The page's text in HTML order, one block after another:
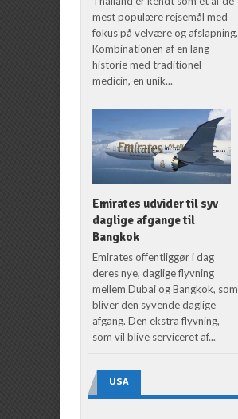
mest populære rejsemål med
fokus på velvære og afslapning.
Kombinationen af en lang
historie med traditionel
medicin, en unik...
Emirates udvider til syv
daglige afgange til
Bangkok
Emirates offentliggør i dag
deres nye, daglige flyvning
mellem Dubai og Bangkok, som
bliver den syvende daglige
afgang. Den ekstra flyvning,
som vil blive serviceret af...
USA